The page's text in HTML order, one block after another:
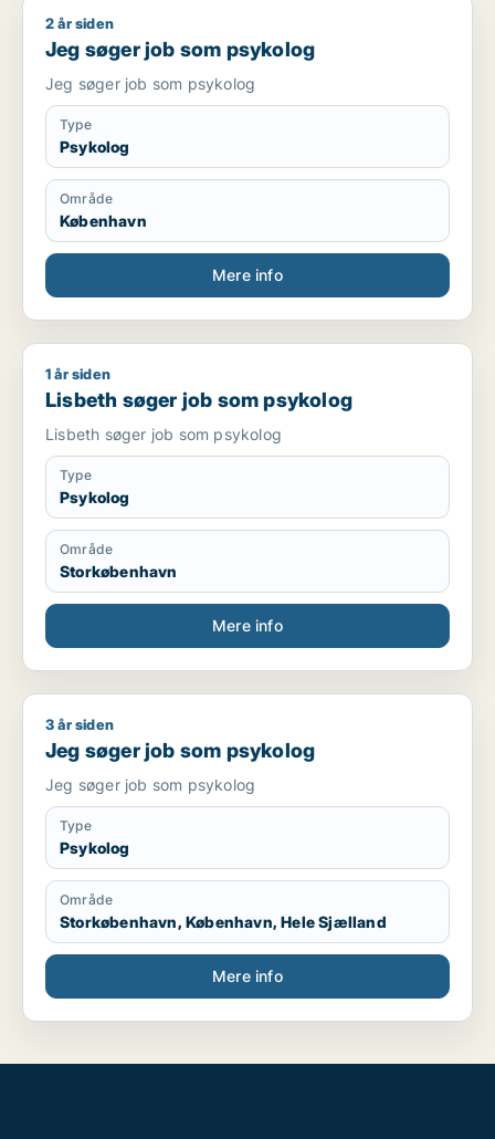
Jeg søger job som psykolog
2 år siden
Jeg søger job som psykolog
Jeg søger job som psykolog
Type
Psykolog
Område
København
Mere info
Lisbeth søger job som psykolog
1 år siden
Lisbeth søger job som psykolog
Lisbeth søger job som psykolog
Type
Psykolog
Område
Storkøbenhavn
Mere info
Jeg søger job som psykolog
3 år siden
Jeg søger job som psykolog
Jeg søger job som psykolog
Type
Psykolog
Område
Storkøbenhavn, København, Hele Sjælland
Mere info